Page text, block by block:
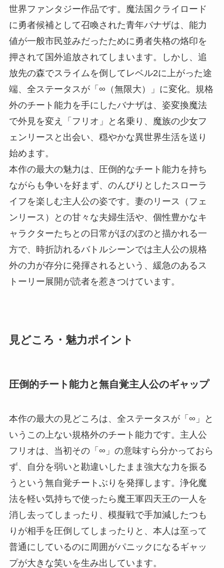
世界ファンタジー作品です。魔法国クライロード
に勇者候補として召喚された青年バナザは、能力
値が一般市民並みだったために勇者失格の烙印を
押されて国外追放されてしまいます。しかし、追
放先の森でスライムを倒してレベル2に上がった途
端、全ステータスが「∞（無限大）」に変化。規格
外のチート能力を手にしたバナザは、姿変換魔法
で外見を変え「フリオ」と名乗り、魔族の少女フ
ェンリースと出会い、穏やかな異世界生活を送り
始めます。
本作の最大の魅力は、圧倒的なチート能力を持ち
ながらも争いを好まず、のんびりとしたスローラ
イフを楽しむ主人公の姿です。妻のリース（フェ
ンリース）との甘々な夫婦生活や、個性豊かなキ
ャラクターたちとの日常がほのぼのと描かれる一
方で、時折訪れるバトルシーンでは主人公の規格
外の力が存分に発揮されるという、緩急のあるス
トーリー展開が読者を惹きつけています。
見どころ・魅力ポイント
圧倒的チート能力と無自覚主人公のギャップ
本作の最大の見どころは、全ステータスが「∞」と
いうこの上ない規格外のチート能力です。主人公
フリオは、当初その「∞」の意味すら分かっておら
ず、自分を弱いと勘違いしたまま強大な力を振る
うという無自覚チートぶりを発揮します。浄化魔
法を軽い気持ちで使ったら魔王軍四天王の一人を
消し去ってしまったり、模擬戦で手加減したつも
りが相手を圧倒してしまったりと、本人は至って
普通にしているのに周囲がパニックになるギャッ
プが大きな笑いを生み出しています。